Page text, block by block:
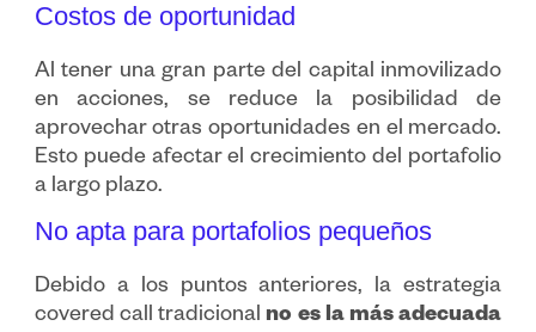
Costos de oportunidad
Al tener una gran parte del capital inmovilizado
en acciones, se reduce la posibilidad de
aprovechar otras oportunidades en el mercado.
Esto puede afectar el crecimiento del portafolio
a largo plazo.
No apta para portafolios pequeños
Debido a los puntos anteriores, la estrategia
covered call tradicional no es la más adecuada